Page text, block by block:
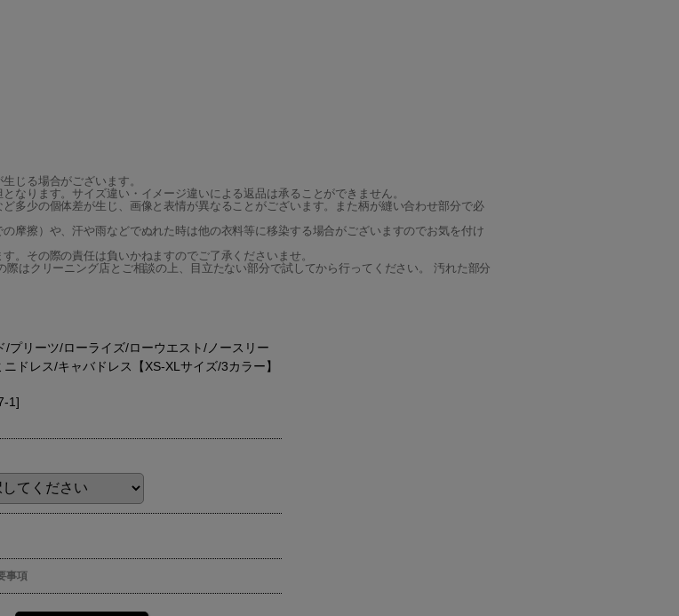
じる場合がございます。
なります。サイズ違い・イメージ違いによる返品は承ることができません。
多少の個体差が生じ、画像と表情が異なることがございます。また柄が縫い合わせ部分で必
摩擦）や、汗や雨などでぬれた時は他の衣料等に移染する場合がございますのでお気を付け
。その際の責任は負いかねますのでご了承くださいませ。
はクリーニング店とご相談の上、目立たない部分で試してから行ってください。 汚れた部分